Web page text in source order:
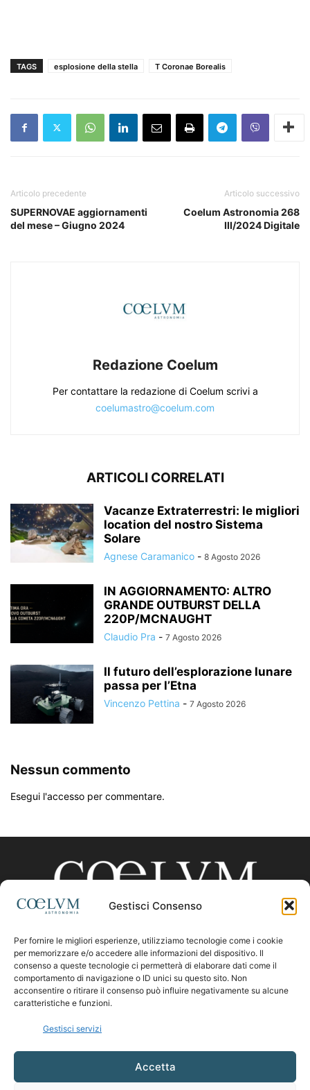
Gestisci Consenso
Per fornire le migliori esperienze, utilizziamo tecnologie come i cookie
per memorizzare e/o accedere alle informazioni del dispositivo. Il
consenso a queste tecnologie ci permetterà di elaborare dati come il
comportamento di navigazione o ID unici su questo sito. Non
acconsentire o ritirare il consenso può influire negativamente su alcune
caratteristiche e funzioni.
Gestisci servizi
Accetta
TAGS esplosione della stella T Coronae Borealis
Articolo precedente
SUPERNOVAE aggiornamenti
del mese – Giugno 2024
Articolo successivo
Coelum Astronomia 268
III/2024 Digitale
Redazione Coelum
Per contattare la redazione di Coelum scrivi a
coelumastro@coelum.com
ARTICOLI CORRELATI
Vacanze Extraterrestri: le migliori
location del nostro Sistema
Solare
Agnese Caramanico - 8 Agosto 2026
IN AGGIORNAMENTO: ALTRO
GRANDE OUTBURST DELLA
220P/MCNAUGHT
Claudio Pra - 7 Agosto 2026
Il futuro dell’esplorazione lunare
passa per l’Etna
Vincenzo Pettina - 7 Agosto 2026
Nessun commento
Esegui l'accesso per commentare.
CHI SIAMO
Contattaci:coelumastro@coelum.com